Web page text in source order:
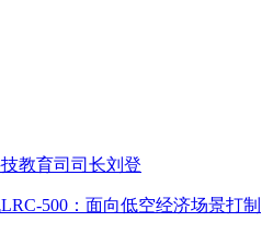
教育司司长刘登
500：面向低空经济场景打制